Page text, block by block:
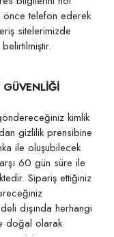
önce telefon ederek
sitelerimizde
GÜVENLİĞİ
kimlik
gizlilik prensibine
ile oluşubilecek
60 gün süre ile
Sipariş ettiğiniz
dışında herhangi
doğal olarak